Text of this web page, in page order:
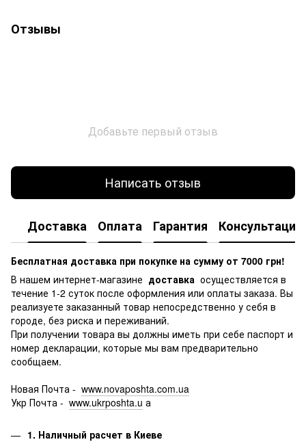
Отзывы
Добавьте первый отзыв
Написать отзыв
Доставка Оплата Гарантия Консультация
Бесплатная доставка при покупке на сумму от 7000 грн!
В нашем интернет-магазине доставка осуществляется в
течение 1-2 суток после оформления или оплаты заказа. Вы
реализуете заказанный товар непосредственно у себя в
городе, без риска и переживаний.
При получении товара вы должны иметь при себе паспорт и
номер декларации, которые мы вам предварительно
сообщаем.
Новая Почта - www.novaposhta.com.ua
Укр Почта - www.ukrposhta.u а
1. Наличный расчет в Киеве